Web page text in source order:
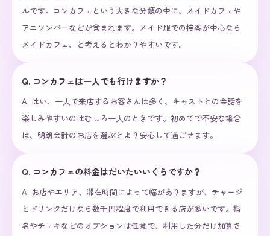
ルです。コンカフェという大きな分類の中に、メイドカフェや
アニソンバーなどが含まれます。メイド服での接客が中心なら
メイドカフェ、と考えるとわかりやすいです。
Q. コンカフェは一人でも行けますか？
A. はい、一人で来店するお客さんは多く、キャストとの会話を
楽しみやすいのはむしろ一人のときです。初めてで不安な場合
は、明朗会計のお店を選ぶとより安心して過ごせます。
Q. コンカフェの料金はだいたいいくらですか？
A. お店やエリア、滞在時間によって幅がありますが、チャージ
とドリンクだけなら数千円程度で利用できる店が多いです。指
名やチェキなどのオプションは任意で、利用した分だけ加算さ